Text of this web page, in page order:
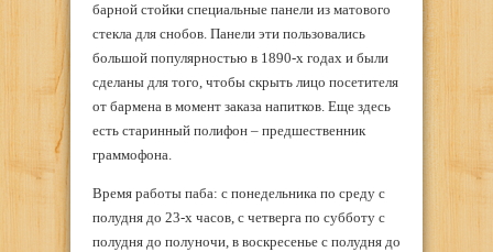
барной стойки специальные панели из матового
стекла для снобов. Панели эти пользовались
большой популярностью в 1890-х годах и были
сделаны для того, чтобы скрыть лицо посетителя
от бармена в момент заказа напитков. Еще здесь
есть старинный полифон – предшественник
граммофона.
Время работы паба: с понедельника по среду с
полудня до 23-х часов, с четверга по субботу с
полудня до полуночи, в воскресенье с полудня до